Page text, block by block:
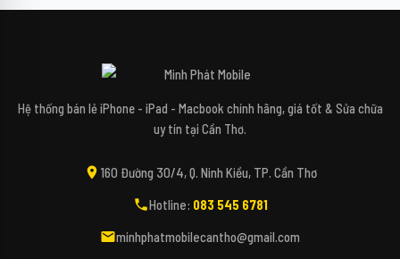
✕
Xin chào bạn! Mình là Mipi - Trợ lý công nghệ
AI của Minh Phát Mobile đây. 📱✨
Bạn đang tìm kiếm các dòng điện thoại,
máy tính, iPad hay các phụ kiện bao da, kính
Hệ thống bán lẻ iPhone - iPad - Macbook chính hãng, giá tốt & Sửa chữa
uy tín tại Cần Thơ.
160 Đường 30/4, Q. Ninh Kiều, TP. Cần Thơ
Hotline: 083 545 6781
minhphatmobilecantho@gmail.com